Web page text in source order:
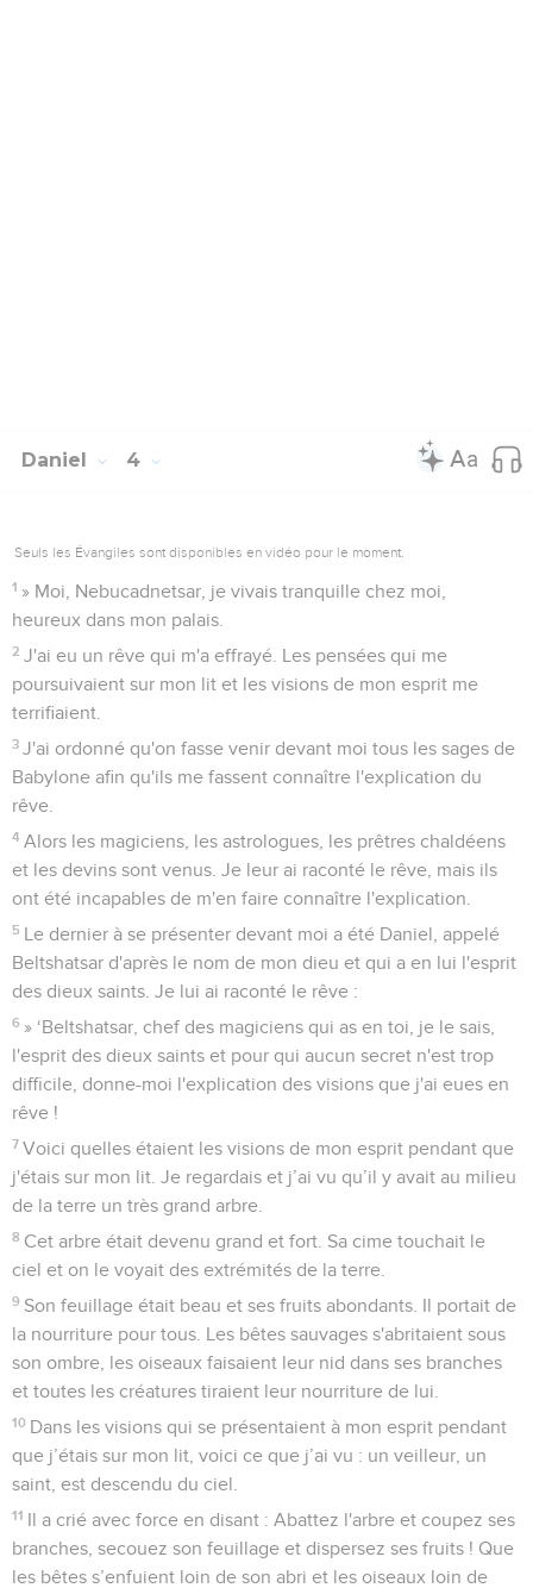
Daniel 4
Seuls les Évangiles sont disponibles en vidéo pour le moment.
1 » Moi, Nebucadnetsar, je vivais tranquille chez moi,
heureux dans mon palais.
2 J'ai eu un rêve qui m'a effrayé. Les pensées qui me
poursuivaient sur mon lit et les visions de mon esprit me
terrifiaient.
3 J'ai ordonné qu'on fasse venir devant moi tous les sages de
Babylone afin qu'ils me fassent connaître l'explication du
rêve.
4 Alors les magiciens, les astrologues, les prêtres chaldéens
et les devins sont venus. Je leur ai raconté le rêve, mais ils
ont été incapables de m'en faire connaître l'explication.
5 Le dernier à se présenter devant moi a été Daniel, appelé
Beltshatsar d'après le nom de mon dieu et qui a en lui l'esprit
des dieux saints. Je lui ai raconté le rêve :
6 » ‘Beltshatsar, chef des magiciens qui as en toi, je le sais,
l'esprit des dieux saints et pour qui aucun secret n'est trop
difficile, donne-moi l'explication des visions que j'ai eues en
rêve !
7 Voici quelles étaient les visions de mon esprit pendant que
j'étais sur mon lit. Je regardais et j’ai vu qu’il y avait au milieu
de la terre un très grand arbre.
8 Cet arbre était devenu grand et fort. Sa cime touchait le
ciel et on le voyait des extrémités de la terre.
9 Son feuillage était beau et ses fruits abondants. Il portait de
la nourriture pour tous. Les bêtes sauvages s'abritaient sous
son ombre, les oiseaux faisaient leur nid dans ses branches
et toutes les créatures tiraient leur nourriture de lui.
10 Dans les visions qui se présentaient à mon esprit pendant
que j’étais sur mon lit, voici ce que j’ai vu : un veilleur, un
saint, est descendu du ciel.
11 Il a crié avec force en disant : Abattez l'arbre et coupez ses
branches, secouez son feuillage et dispersez ses fruits ! Que
les bêtes s’enfuient loin de son abri et les oiseaux loin de